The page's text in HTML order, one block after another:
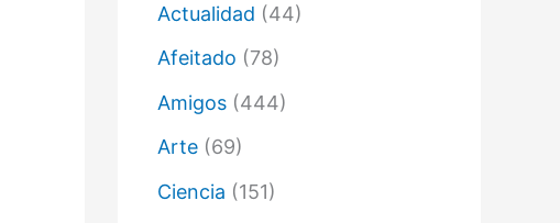
t
ó
i
o
Actualidad (44)
Afeitado (78)
Amigos (444)
Arte (69)
Ciencia (151)